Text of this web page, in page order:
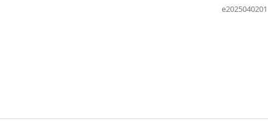
e2025040201